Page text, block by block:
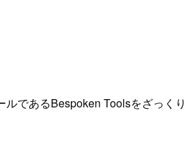
であるBespoken Toolsをざっくり